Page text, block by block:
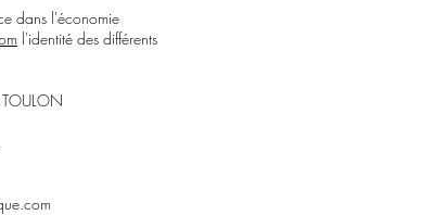
dans l'économie
l'identité des différents